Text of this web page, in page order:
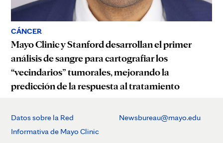
CÁNCER
Mayo Clinic y Stanford desarrollan el primer
análisis de sangre para cartografiar los
“vecindarios” tumorales, mejorando la
predicción de la respuesta al tratamiento
Datos sobre la Red
Informativa de Mayo Clinic
Newsbureau@mayo.edu